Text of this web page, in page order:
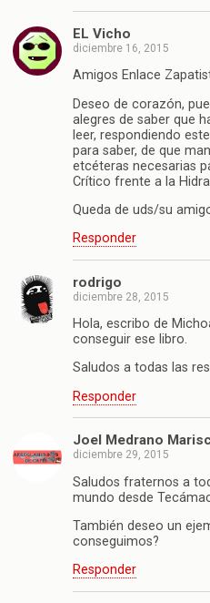
EL Vicho
diciembre 16, 2015
Amigos Enlace
Deseo de corazón,
alegres de saber que
leer, respondiendo
para saber, de que
etcéteras necesarias
Crítico frente a la
Queda de uds/su
Responder
rodrigo
diciembre 28, 2015
Hola, escribo de
conseguir ese libro.
Saludos a todas las
Responder
Joel Medrano
diciembre 29, 2015
Saludos fraternos a
mundo desde
También deseo un
conseguimos?
Responder